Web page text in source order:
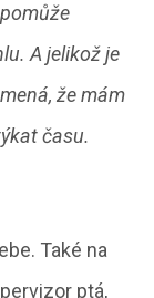
A jelikož je
že mám
času.
Také na
ptá,